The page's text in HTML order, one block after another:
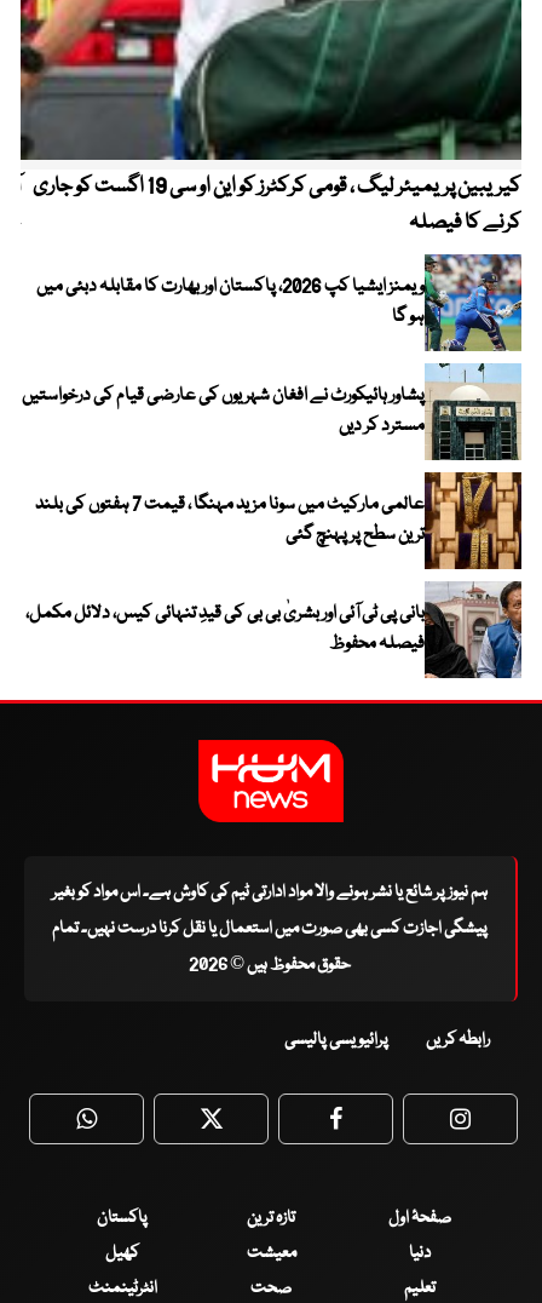
کیریبین پریمیئر لیگ ، قومی کرکٹرز کو این او سی 19 اگست کو جاری
کرنے کا فیصلہ
ویمنز ایشیا کپ 2026، پاکستان اور بھارت کا مقابلہ دبئی میں
ہو گا
پشاور ہائیکورٹ نے افغان شہریوں کی عارضی قیام کی درخواستیں
مسترد کر دیں
عالمی مارکیٹ میں سونا مزید مہنگا ، قیمت 7 ہفتوں کی بلند
ترین سطح پر پہنچ گئی
بانی پی ٹی آئی اور بشریٰ بی بی کی قیدِ تنہائی کیس، دلائل مکمل،
فیصلہ محفوظ
ہم نیوز پر شائع یا نشر ہونے والا مواد ادارتی ٹیم کی کاوش ہے۔ اس مواد کو بغیر
پیشگی اجازت کسی بھی صورت میں استعمال یا نقل کرنا درست نہیں۔ تمام
حقوق محفوظ ہیں © 2026
رابطہ کریں پرائیویسی پالیسی
WhatsApp Twitter Facebook
صفحۂ اول تازہ ترین
پاکستان
دنیا
معیشت
کھیل
تعلیم
صحت انٹرٹینمنٹ